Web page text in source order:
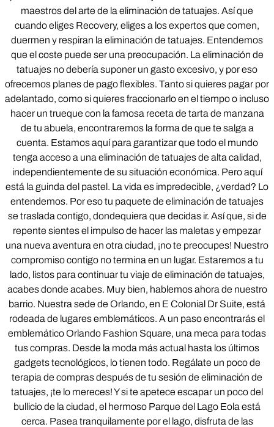
maestros del arte de la eliminación de tatuajes. Así que
cuando eliges Recovery, eliges a los expertos que comen,
duermen y respiran la eliminación de tatuajes. Entendemos
que el coste puede ser una preocupación. La eliminación de
tatuajes no debería suponer un gasto excesivo, y por eso
ofrecemos planes de pago flexibles. Tanto si quieres pagar por
adelantado, como si quieres fraccionarlo en el tiempo o incluso
hacer un trueque con la famosa receta de tarta de manzana
de tu abuela, encontraremos la forma de que te salga a
cuenta. Estamos aquí para garantizar que todo el mundo
tenga acceso a una eliminación de tatuajes de alta calidad,
independientemente de su situación económica. Pero aquí
está la guinda del pastel. La vida es impredecible, ¿verdad? Lo
entendemos. Por eso tu paquete de eliminación de tatuajes
se traslada contigo, dondequiera que decidas ir. Así que, si de
repente sientes el impulso de hacer las maletas y empezar
una nueva aventura en otra ciudad, ¡no te preocupes! Nuestro
compromiso contigo no termina en un lugar. Estaremos a tu
lado, listos para continuar tu viaje de eliminación de tatuajes,
acabes donde acabes. Muy bien, hablemos ahora de nuestro
barrio. Nuestra sede de Orlando, en E Colonial Dr Suite, está
rodeada de lugares emblemáticos. A un paso encontrarás el
emblemático Orlando Fashion Square, una meca para todas
tus compras. Desde la moda más actual hasta los últimos
gadgets tecnológicos, lo tienen todo. Regálate un poco de
terapia de compras después de tu sesión de eliminación de
tatuajes, ¡te lo mereces! Y si te apetece escapar un poco del
bullicio de la ciudad, el hermoso Parque del Lago Eola está
cerca. Pasea tranquilamente por el lago, disfruta de las